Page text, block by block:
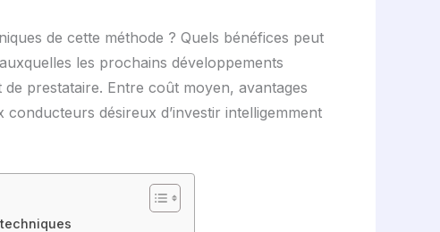
de cette méthode ? Quels bénéfices peut
les prochains développements
prestataire. Entre coût moyen, avantages
désireux d’investir intelligemment